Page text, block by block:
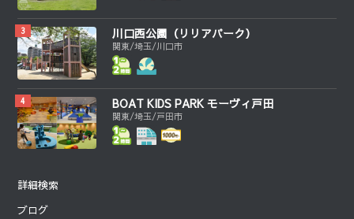
川口西公園（リリアパーク）
関東/埼玉/川口市
BOAT KIDS PARK モーヴィ戸田
関東/埼玉/戸田市
詳細検索
ブログ